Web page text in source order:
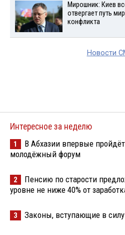
Мирошник: Киев
отвергает путь
конфликта
Новости
Интересное за неделю
1
В Абхазии впервые
молодёжный форум
2
Пенсию по старости
уровне не ниже 40% от
3 Законы, вступающие в силу